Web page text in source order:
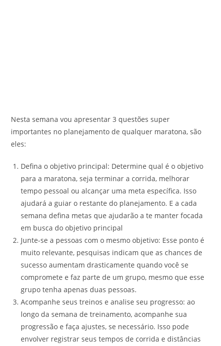
Nesta semana vou apresentar 3 questões super
importantes no planejamento de qualquer maratona, são
eles:
Defina o objetivo principal: Determine qual é o objetivo
para a maratona, seja terminar a corrida, melhorar
tempo pessoal ou alcançar uma meta específica. Isso
ajudará a guiar o restante do planejamento. E a cada
semana defina metas que ajudarão a te manter focada
em busca do objetivo principal
Junte-se a pessoas com o mesmo objetivo: Esse ponto é
muito relevante, pesquisas indicam que as chances de
sucesso aumentam drasticamente quando você se
compromete e faz parte de um grupo, mesmo que esse
grupo tenha apenas duas pessoas.
Acompanhe seus treinos e analise seu progresso: ao
longo da semana de treinamento, acompanhe sua
progressão e faça ajustes, se necessário. Isso pode
envolver registrar seus tempos de corrida e distâncias